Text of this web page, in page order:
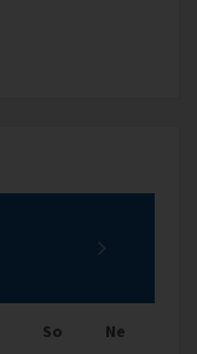
So Ne